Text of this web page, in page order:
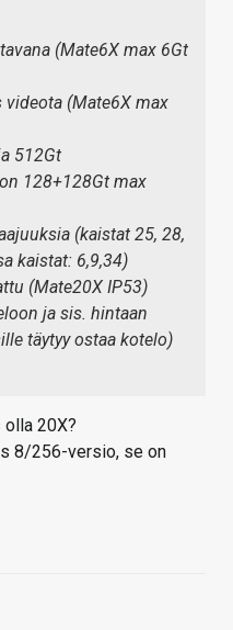
(Mate6X max 6Gt
(Mate6X max
512Gt
128+128Gt max
(kaistat 25, 28,
kaistat: 6,9,34)
(Mate20X IP53)
ja sis. hintaan
täytyy ostaa kotelo)
20X?
8/256-versio, se on